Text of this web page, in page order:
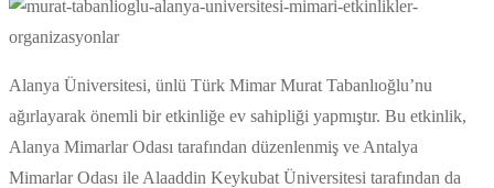
Alanya Üniversitesi, ünlü Türk Mimar Murat Tabanlıoğlu’nu
ağırlayarak önemli bir etkinliğe ev sahipliği yapmıştır. Bu etkinlik,
Alanya Mimarlar Odası tarafından düzenlenmiş ve Antalya
Mimarlar Odası ile Alaaddin Keykubat Üniversitesi tarafından da